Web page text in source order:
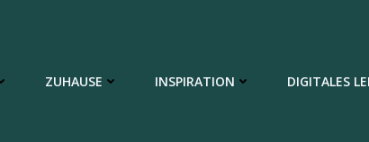
ZUHAUSE INSPIRATION DIGITALES